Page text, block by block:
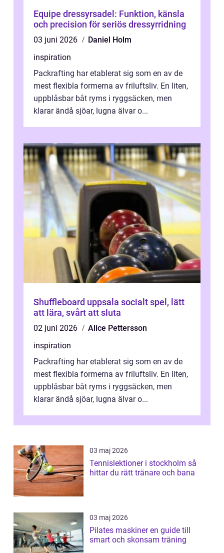
Equipe dressyrsadel: Funktion, känsla
och precision för seriös dressyrridning
03 juni 2026
Daniel Holm
inspiration
Packrafting har etablerat sig som en av de
mest flexibla formerna av friluftsliv. En liten,
uppblåsbar båt ryms i ryggsäcken, men
klarar ändå sjöar, lugna älvar o...
Shuffleboard uppsala socialt spel, lätt
att lära, svårt att sluta
02 juni 2026
Alice Pettersson
inspiration
Packrafting har etablerat sig som en av de
mest flexibla formerna av friluftsliv. En liten,
uppblåsbar båt ryms i ryggsäcken, men
klarar ändå sjöar, lugna älvar o...
03 maj 2026
Tennislektioner i stockholm så
hittar du rätt tränare och bana
03 maj 2026
Pilates maskiner en guide till
smart och skonsam träning